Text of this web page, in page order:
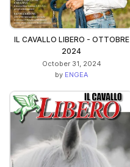
IL CAVALLO LIBERO - OTTOBRE
2024
October 31, 2024
by ENGEA